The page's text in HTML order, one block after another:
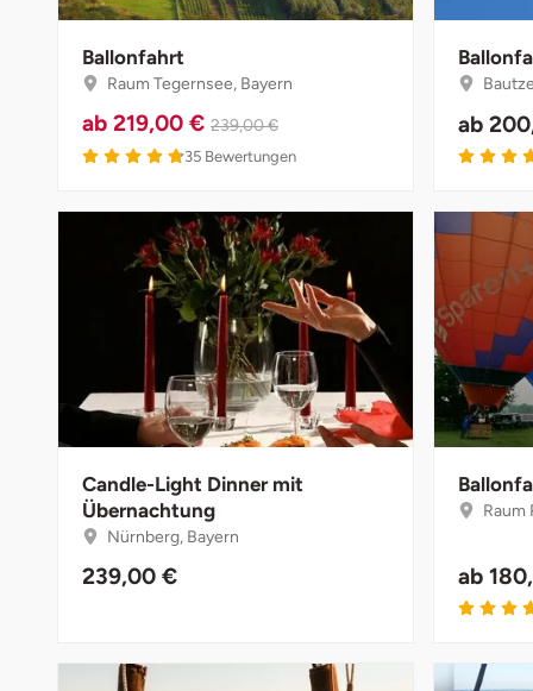
Ballonfahrt
Raum Tegernsee, Bayern
ab 219,00 € 239,00 €
4.8 von 5
35 Bewertungen
ab
Candle-Light Dinner mit
Übernachtung
Nürnberg, Bayern
239,00 €
Raum
ab
Duisburg
Düsseldorf
Frankfurt am Main
Freiburg